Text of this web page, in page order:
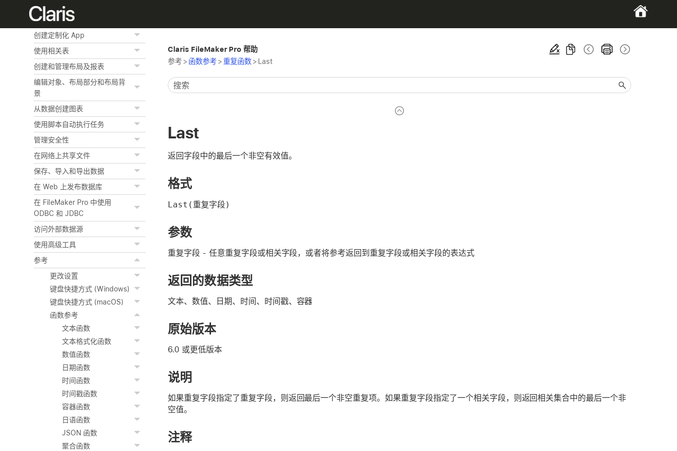
预览和打印信息
创建定制化 App
使用相关表
创建和管理布局及报表
编辑对象、布局部分和布局背
景
从数据创建图表
使用脚本自动执行任务
管理安全性
在网络上共享文件
保存、导入和导出数据
在 Web 上发布数据库
在 FileMaker Pro 中使用
ODBC 和 JDBC
访问外部数据源
使用高级工具
参考
更改设置
键盘快捷方式 (Windows)
键盘快捷方式 (macOS)
函数参考
文本函数
文本格式化函数
数值函数
日期函数
时间函数
时间戳函数
容器函数
日语函数
JSON 函数
聚合函数
Claris FileMaker Pro 帮助
参考> 函数参考>重复函数> Last
Last
返回字段中的最后一个非空有效值。
格式
Last(重复字段)
参数
重复字段- 任意重复字段或相关字段，或者将参考返回到重复字段或相关字段的表达式
返回的数据类型
文本、数值、日期、时间、时间戳、容器
原始版本
6.0 或更低版本
说明
如果重复字段指定了重复字段，则返回最后一个非空重复项。如果重复字段指定了一个相关字段，则返回相关集合中的最后一个非
空值。
注释